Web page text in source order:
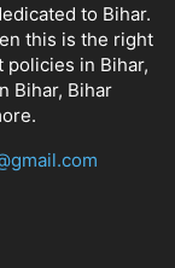
to Bihar.
this is the right
policies in Bihar,
Bihar, Bihar